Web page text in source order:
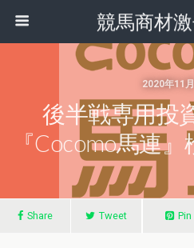
競馬商材
2020年11
後半戦専用投
『cocomo馬連
Share Tweet Pin